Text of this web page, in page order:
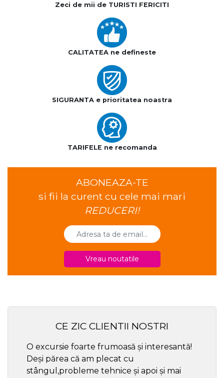
Zeci de mii de TURISTI FERICITI
CALITATEA ne defineste
SIGURANTA e prioritatea noastra
TARIFELE ne recomanda
ABONEAZA-TE
si fii la curent cu cele mai mari
REDUCERI!
Vreau noutatile
CE ZIC CLIENTII NOSTRI
O excursie foarte frumoasă și interesantă!
Deși părea că am plecat cu
stângul,probleme tehnice și apoi și mai